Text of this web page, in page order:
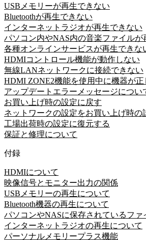
USBメモリーが再生できない
Bluetoothが再生できない
インターネットラジオが再生できない
パソコン内やNAS内の音楽ファイルが
各種オンラインサービスが再生できな
HDMIコントロール機能が動作しない
無線LANネットワークに接続できない
HDMI ZONE2機能を使用中に機器が
アップデートエラーメッセージについ
お買い上げ時の設定に戻す
ネットワークの設定をお買い上げ時の
工場出荷時の設定に復元する
保証と修理について
付録
HDMIについて
映像信号とモニター出力の関係
USBメモリーの再生について
Bluetooth機器の再生について
パソコンやNASに保存されているファ
インターネットラジオの再生について
パーソナルメモリープラス機能